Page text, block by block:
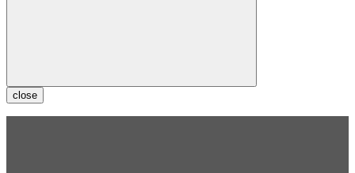
close